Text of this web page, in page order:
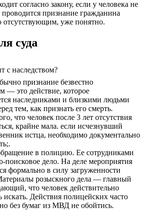
согласно закону, если у человека не
признание гражданина
отсутствующим, уже понятно.
суда
с наследством?
признание безвестно
— это действие, которое
наследниками и близкими людьми
тем, как признать его смерть.
что человек после 3 лет отсутствия
крайне мала. если исчезнувший
истца, необходимо документально
в полицию. Ее сотрудниками
поисковое дело. На деле мероприятия
формально в силу загруженности
розыскного дела — главный
что человек действительно
искать. Действия полицейских часто
без бумаг из МВД не обойтись.